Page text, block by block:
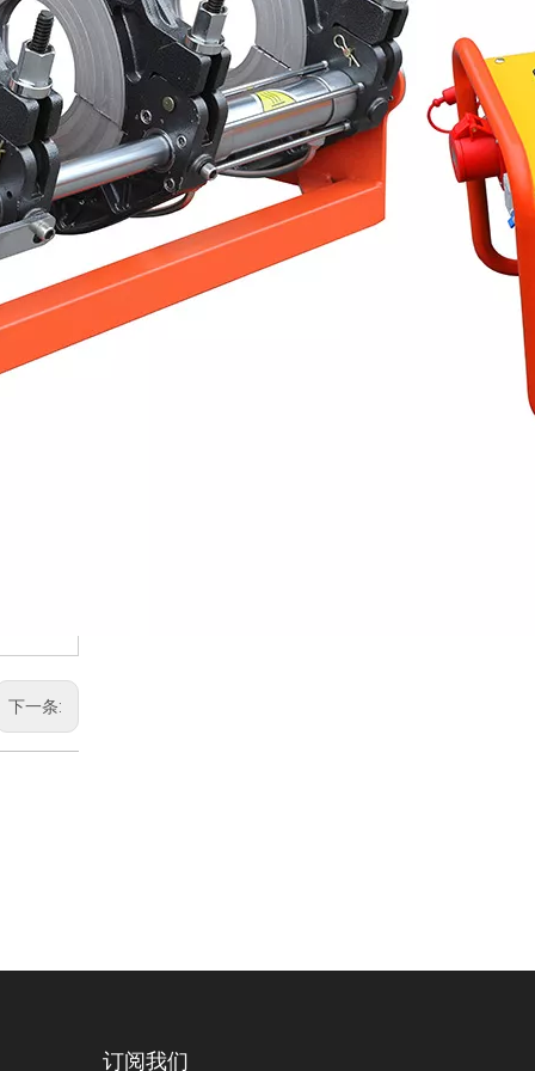
下一条:
订阅我们